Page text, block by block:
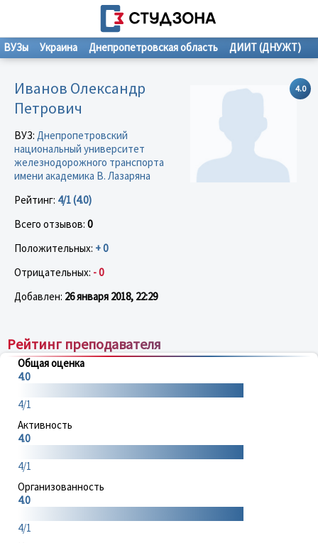
ВУЗы Украина Днепропетровская область ДИИТ (ДНУЖТ)
4.0
Иванов Олександр
Петрович
ВУЗ: Днепропетровский
национальный университет
железнодорожного транспорта
имени академика В. Лазаряна
Рейтинг: 4/1 (4.0)
Всего отзывов: 0
Положительных: + 0
Отрицательных: - 0
Добавлен: 26 января 2018, 22:29
Рейтинг преподавателя
Общая оценка
4.0
4/1
Активность
4.0
4/1
Организованность
4.0
4/1